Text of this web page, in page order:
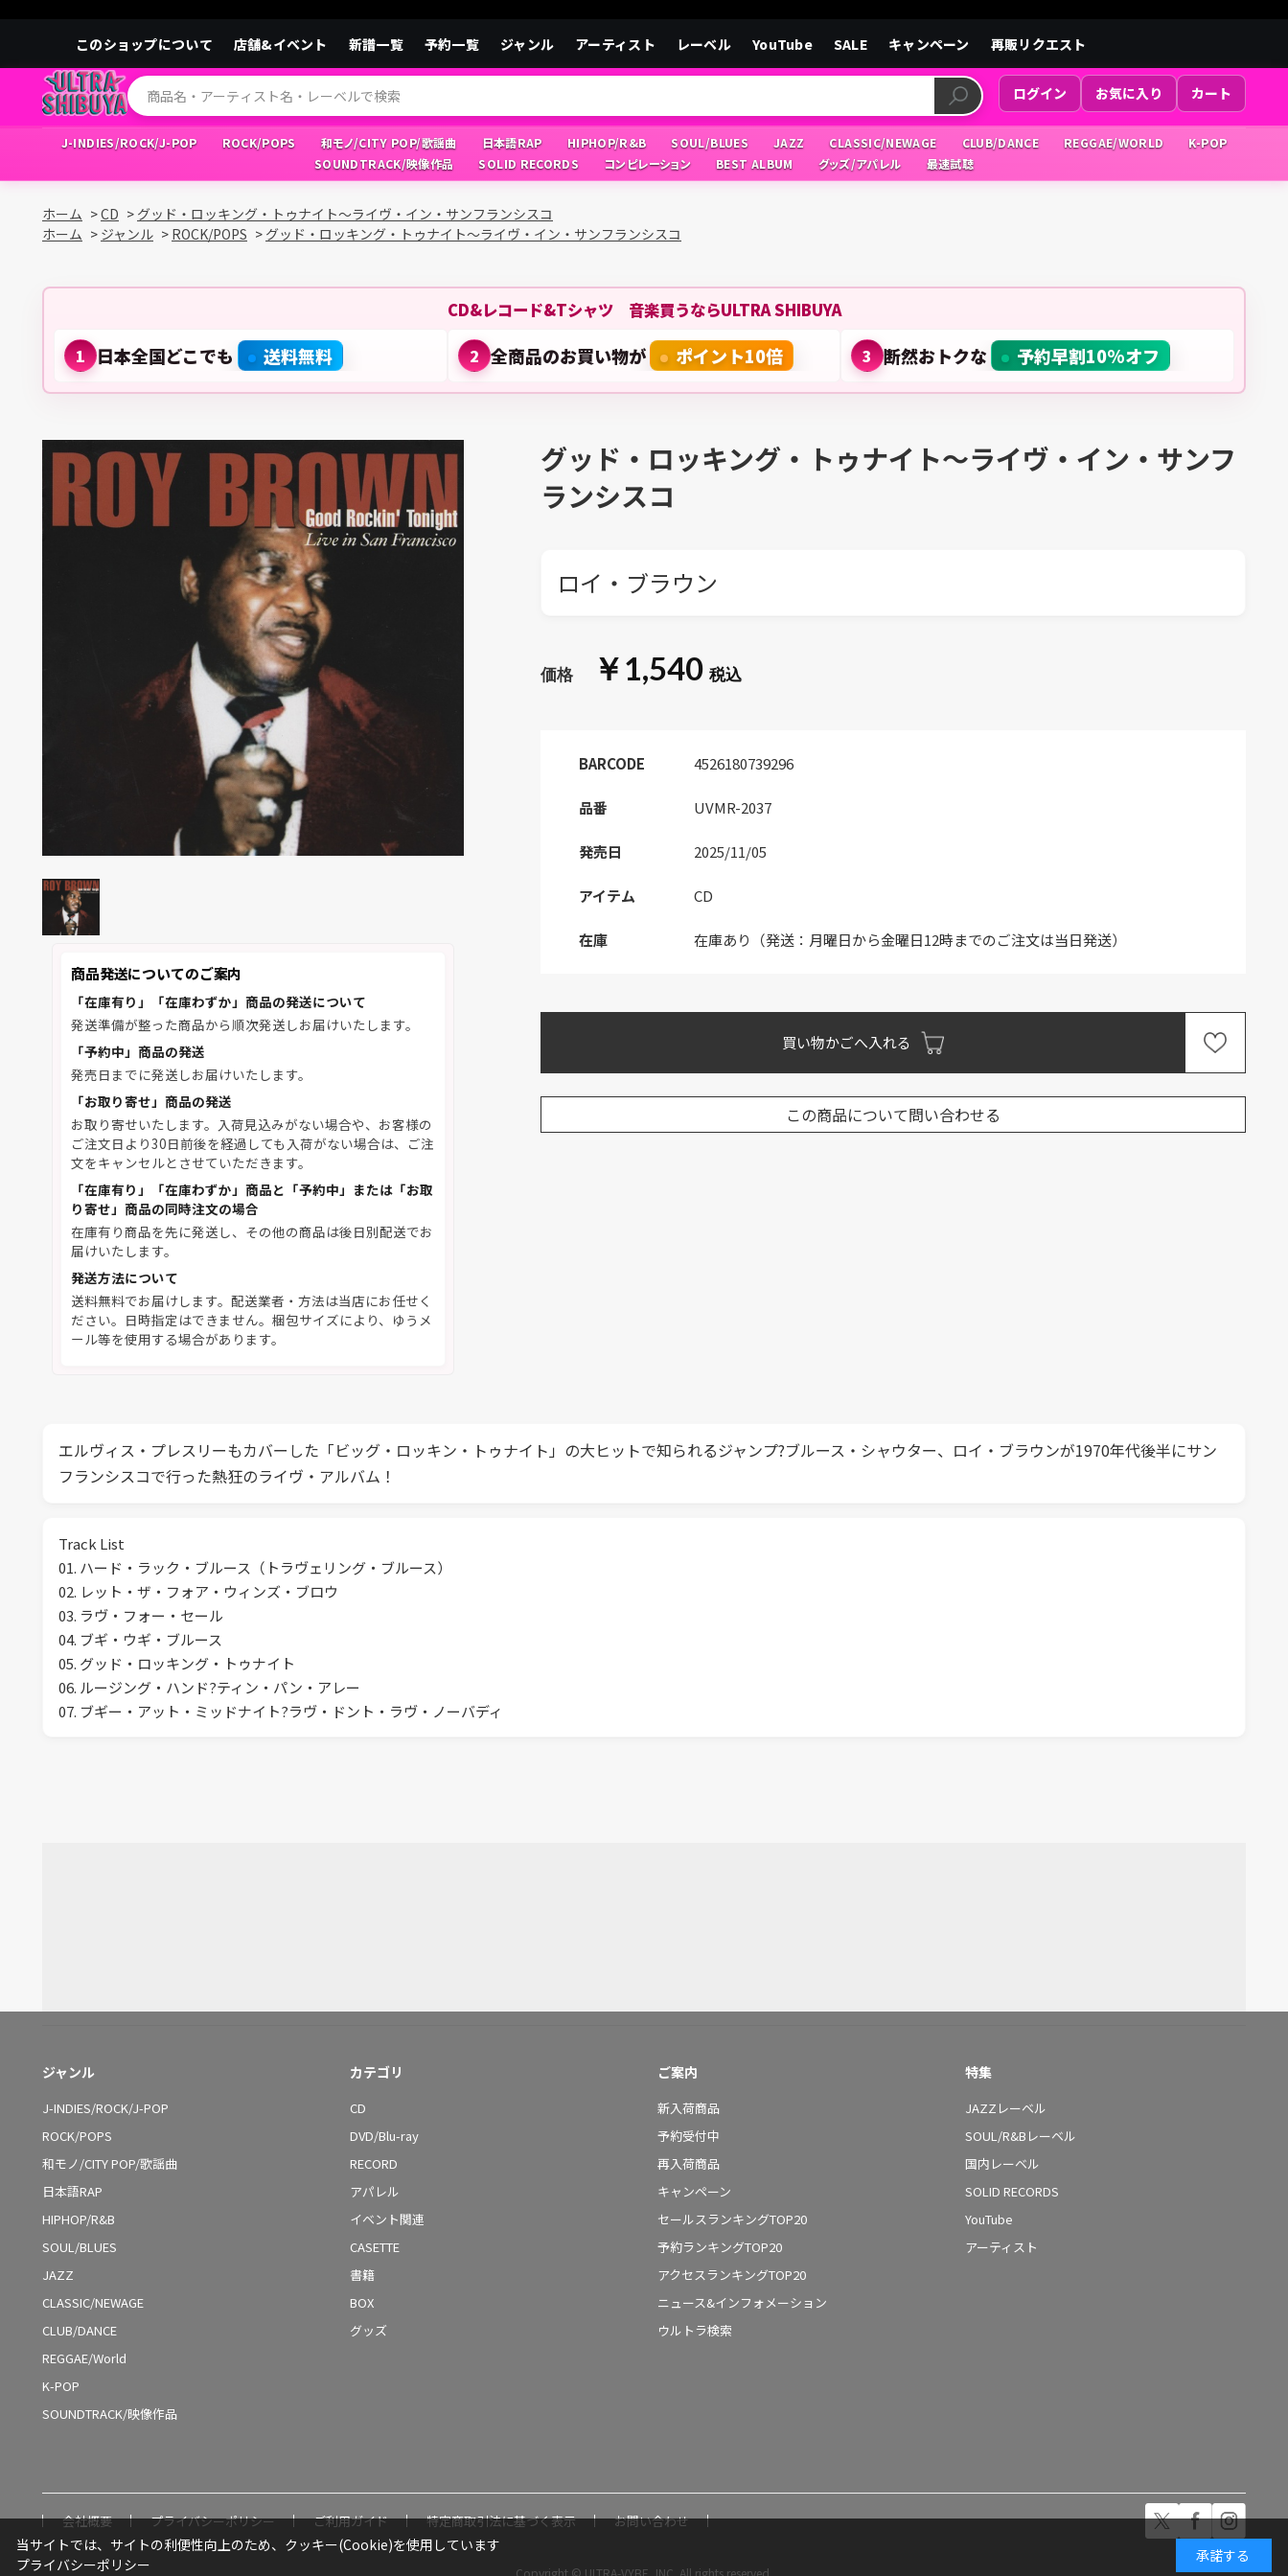
このショップについて 店舗&イベント 新譜一覧 予約一覧 ジャンル アーティスト レーベル YouTube SALE キャンペーン 再販リクエスト
ログイン お気に入り カート
J-INDIES/ROCK/J-POP ROCK/POPS 和モノ/CITY POP/歌謡曲 日本語RAP HIPHOP/R&B SOUL/BLUES JAZZ CLASSIC/NEWAGE CLUB/DANCE REGGAE/WORLD
K-POP
SOUNDTRACK/映像作品
SOLID RECORDS コンピレーション BEST ALBUM グッズ/アパレル 最速試聴
ホーム >CD > グッド・ロッキング・トゥナイト～ライヴ・イン・サンフランシスコ
ホーム > ジャンル > ROCK/POPS > グッド・ロッキング・トゥナイト～ライヴ・イン・サンフランシスコ
CD&レコード&Tシャツ 音楽買うならULTRA SHIBUYA
1 日本全国どこでも 送料無料 2 全商品のお買い物が ポイント10倍 3 断然おトクな 予約早割10%オフ
商品発送についてのご案内
「在庫有り」「在庫わずか」商品の発送について
発送準備が整った商品から順次発送しお届けいたします。
「予約中」商品の発送
発売日までに発送しお届けいたします。
「お取り寄せ」商品の発送
お取り寄せいたします。入荷見込みがない場合や、お客様の
ご注文日より30日前後を経過しても入荷がない場合は、ご注
文をキャンセルとさせていただきます。
「在庫有り」「在庫わずか」商品と「予約中」または「お取
り寄せ」商品の同時注文の場合
在庫有り商品を先に発送し、その他の商品は後日別配送でお
届けいたします。
発送方法について
送料無料でお届けします。配送業者・方法は当店にお任せく
ださい。日時指定はできません。梱包サイズにより、ゆうメ
ール等を使用する場合があります。
グッド・ロッキング・トゥナイト～ライヴ・イン・サンフ
ランシスコ
ロイ・ブラウン
￥1,540
BARCODE 4526180739296
品番 UVMR-2037
発売日 2025/11/05
アイテム CD
在庫 在庫あり（発送：月曜日から金曜日12時までのご注文は当日発送）
買い物かごへ入れる
この商品について問い合わせる
エルヴィス・プレスリーもカバーした「ビッグ・ロッキン・トゥナイト」の大ヒットで知られるジャンプ?ブルース・シャウター、ロイ・ブラウンが1970年代後半にサン
フランシスコで行った熱狂のライヴ・アルバム！
Track List
01. ハード・ラック・ブルース（トラヴェリング・ブルース）
02. レット・ザ・フォア・ウィンズ・ブロウ
03. ラヴ・フォー・セール
04. ブギ・ウギ・ブルース
05. グッド・ロッキング・トゥナイト
06. ルージング・ハンド?ティン・パン・アレー
07. ブギー・アット・ミッドナイト?ラヴ・ドント・ラヴ・ノーバディ
ジャンル
J-INDIES/ROCK/J-POP
ROCK/POPS
和モノ/CITY POP/歌謡曲
日本語RAP
HIPHOP/R&B
SOUL/BLUES
JAZZ
CLASSIC/NEWAGE
CLUB/DANCE
REGGAE/World
K-POP
SOUNDTRACK/映像作品
カテゴリ
CD
DVD/Blu-ray
RECORD
アパレル
イベント関連
CASETTE
書籍
BOX
グッズ
ご案内
新入荷商品
予約受付中
再入荷商品
キャンペーン
セールスランキングTOP20
予約ランキングTOP20
アクセスランキングTOP20
ニュース&インフォメーション
ウルトラ検索
特集
JAZZレーベル
SOUL/R&Bレーベル
国内レーベル
SOLID RECORDS
YouTube
アーティスト
会社概要 プライバシーポリシー ご利用ガイド 特定商取引法に基づく表示 お問い合わせ
Copyright © ULTRA-VYBE, INC. All rights reserved.
当サイトでは、サイトの利便性向上のため、クッキー(Cookie)を使用しています
プライバシーポリシー
承諾する